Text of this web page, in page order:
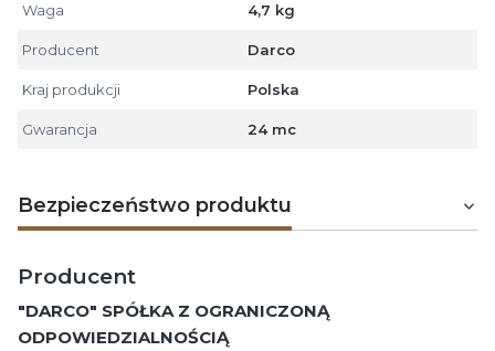
Waga 4,7 kg
Producent Darco
Kraj produkcji Polska
Gwarancja 24 mc
Bezpieczeństwo produktu
Producent
"DARCO" SPÓŁKA Z OGRANICZONĄ
ODPOWIEDZIALNOŚCIĄ